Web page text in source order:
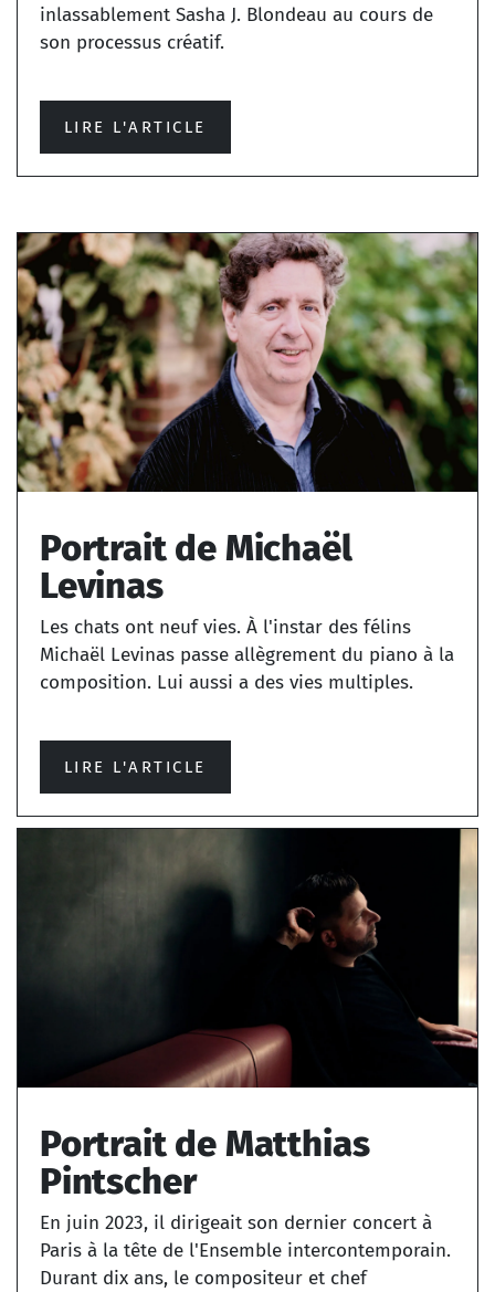
inlassablement Sasha J. Blondeau au cours de
son processus créatif.
LIRE L'ARTICLE
Portrait de Michaël
Levinas
Les chats ont neuf vies. À l'instar des félins
Michaël Levinas passe allègrement du piano à la
composition. Lui aussi a des vies multiples.
LIRE L'ARTICLE
Portrait de Matthias
Pintscher
En juin 2023, il dirigeait son dernier concert à
Paris à la tête de l'Ensemble intercontemporain.
Durant dix ans, le compositeur et chef